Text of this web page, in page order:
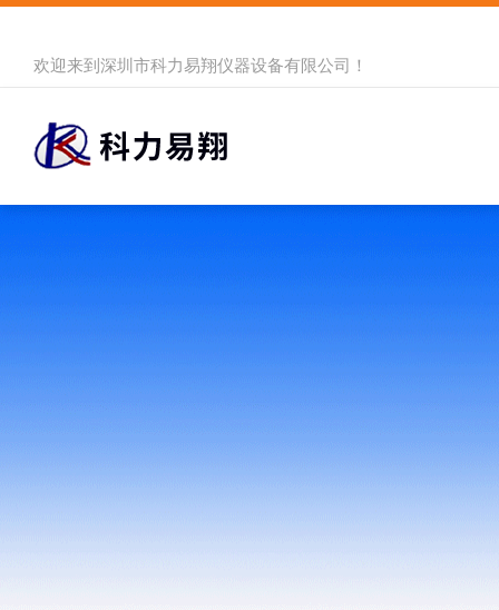
欢迎来到 深圳市科力易翔仪器设备有限公司 ！